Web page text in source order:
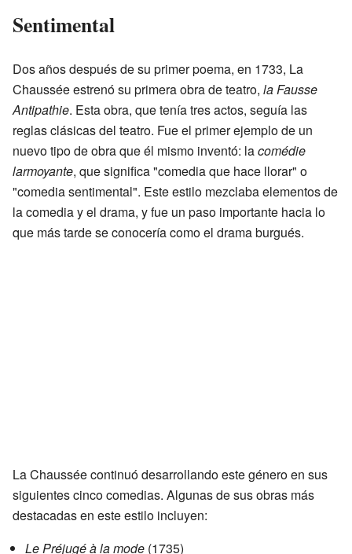
Sentimental
Dos años después de su primer poema, en 1733, La
Chaussée estrenó su primera obra de teatro, la Fausse
Antipathie. Esta obra, que tenía tres actos, seguía las
reglas clásicas del teatro. Fue el primer ejemplo de un
nuevo tipo de obra que él mismo inventó: lacomédie
larmoyante, que significa "comedia que hace llorar" o
"comedia sentimental". Este estilo mezclaba elementos de
la comedia y el drama, y fue un paso importante hacia lo
que más tarde se conocería como el drama burgués.
La Chaussée continuó desarrollando este género en sus
siguientes cinco comedias. Algunas de sus obras más
destacadas en este estilo incluyen:
Le Préjugé à la mode (1735)